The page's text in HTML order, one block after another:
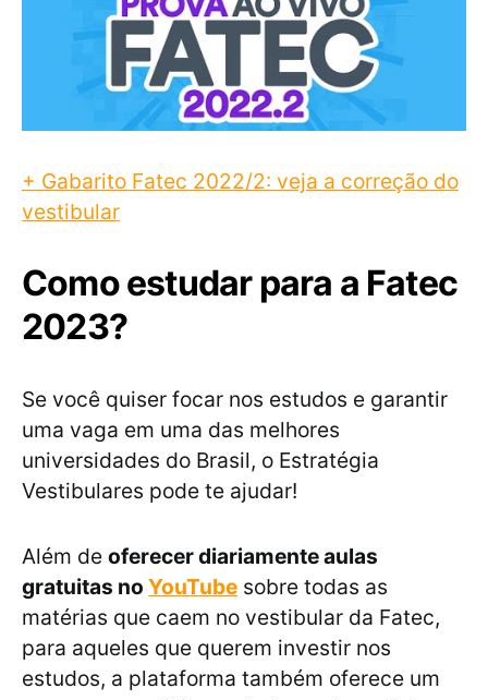
+ Gabarito Fatec 2022/2: veja a correção do
vestibular
Como estudar para a Fatec
2023?
Se você quiser focar nos estudos e garantir
uma vaga em uma das melhores
universidades do Brasil, o Estratégia
Vestibulares pode te ajudar!
Além de oferecer diariamente aulas
gratuitas no YouTube sobre todas as
matérias que caem no vestibular da Fatec,
para aqueles que querem investir nos
estudos, a plataforma também oferece um